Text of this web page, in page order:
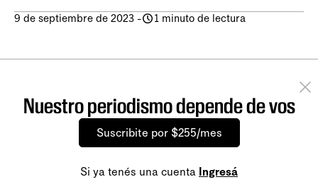
9 de septiembre de 2023 - 1 minuto de lectura
Nuestro periodismo depende de vos
Suscribite por $255/mes
Si ya tenés una cuenta Ingresá